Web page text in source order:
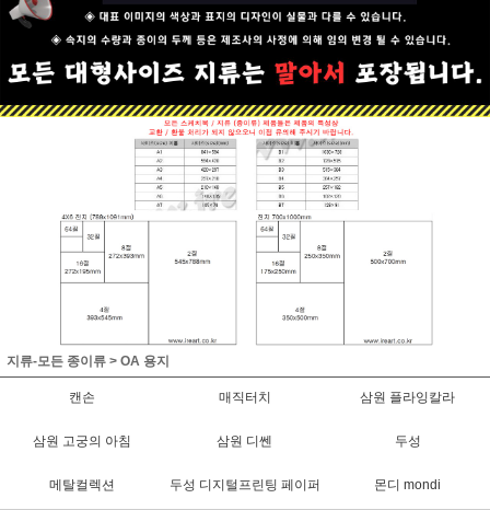
지류-모든 종이류 > OA 용지
캔손 매직터치 삼원 플라잉칼라
삼원 고궁의 아침 삼원 디쎈 두성
메탈컬렉션 두성 디지털프린팅 페이퍼 몬디 mondi